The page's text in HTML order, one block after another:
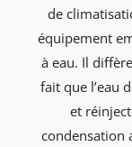
de
équipement
à eau. Il
fait que l’eau
et
condensation